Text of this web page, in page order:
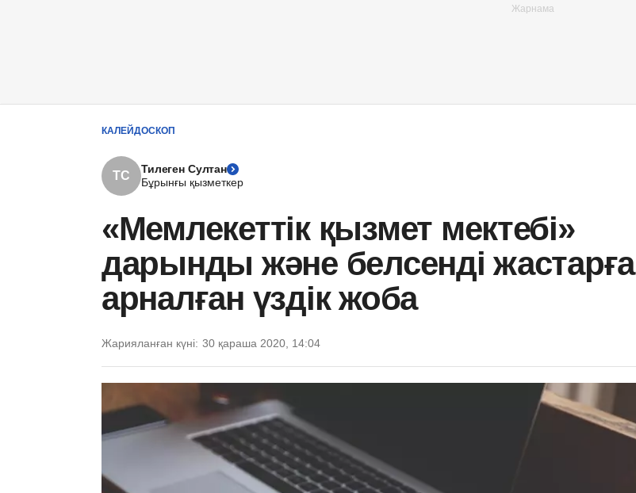
КАЛЕЙДОСКОП
ТС
Тилеген Султан
Бұрынғы қызметкер
«Мемлекеттік қызмет мектебі»
дарынды және белсенді жастарға
арналған үздік жоба
Жарияланған күні: 30 қараша 2020, 14:04